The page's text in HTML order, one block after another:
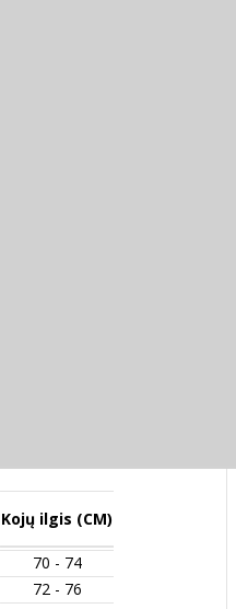
Kojų ilgis (CM)
70 - 74
72 - 76